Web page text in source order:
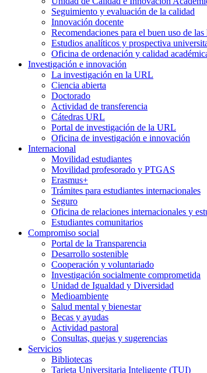
Seguimiento y evaluación de la calidad
Innovación docente
Recomendaciones para el buen uso de
Estudios analíticos y prospectiva
Oficina de ordenación y calidad
Investigación e innovación
La investigación en la URL
Ciencia abierta
Doctorado
Actividad de transferencia
Cátedras URL
Portal de investigación de la URL
Oficina de investigación e innovación
Internacional
Movilidad estudiantes
Movilidad profesorado y PTGAS
Erasmus+
Trámites para estudiantes internacionales
Seguro
Oficina de relaciones internacionales y
Estudiantes comunitarios
Compromiso social
Portal de la Transparencia
Desarrollo sostenible
Cooperación y voluntariado
Investigación socialmente comprometida
Unidad de Igualdad y Diversidad
Medioambiente
Salud mental y bienestar
Becas y ayudas
Actividad pastoral
Consultas, quejas y sugerencias
Servicios
Bibliotecas
Tarjeta Universitaria Inteligente (TUI)